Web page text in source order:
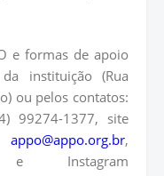
e formas de apoio
instituição (Rua
ou pelos contatos:
99274-1377, site
appo@appo.org.br,
e Instagram